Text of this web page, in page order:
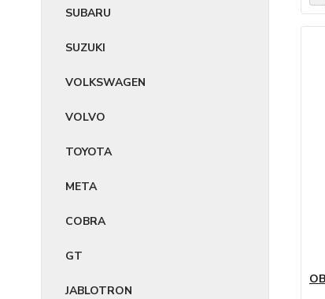
SUBARU
SUZUKI
VOLKSWAGEN
VOLVO
TOYOTA
META
COBRA
GT
JABLOTRON